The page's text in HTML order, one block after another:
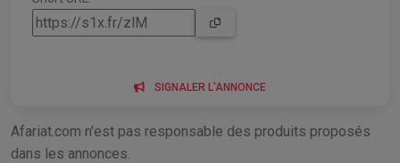
SIGNALER L'ANNONCE
Afariat.com n'est pas responsable des produits proposés
dans les annonces.